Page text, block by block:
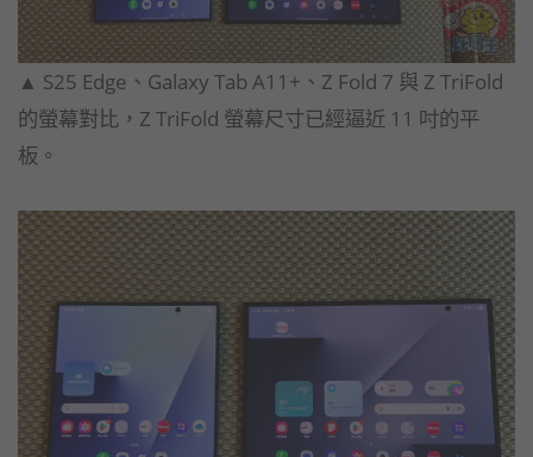
▲ S25 Edge、Galaxy Tab A11+、Z Fold 7 與 Z TriFold
的螢幕對比，Z TriFold 螢幕尺寸已經逼近 11 吋的平
板。